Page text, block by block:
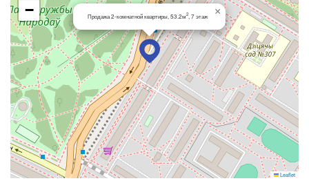
Развитая транспортная сеть: сообщение со всеми
районами столицы и ближайшим пригородом, удобный
выезд на МКАД. 15 минут до станции метро "Немига" и
10 минут до "Академии наук" и в ближайшем будущем
будет станция метро рядом с домом.
Дом в окружении зелёной зоны: несколько скверов,
рядом парк Дружбы народов, недалеко Цнянское
водохранилище. Много мест для прогулок, занятий
спортом и отдыха.
Продажа 2-комнатной квартиры, 53.2м2 , 7 этаж ×
−
Leaflet